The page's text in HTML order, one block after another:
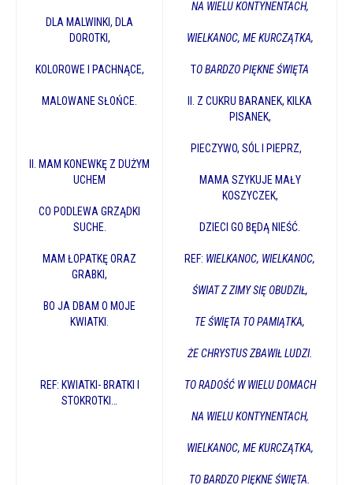
DLA MALWINKI, DLA
DOROTKI,
KOLOROWE I PACHNĄCE,
MALOWANE SŁOŃCE.
II. MAM KONEWKĘ Z DUŻYM
UCHEM
CO PODLEWA GRZĄDKI
SUCHE.
MAM ŁOPATKĘ ORAZ
GRABKI,
BO JA DBAM O MOJE
KWIATKI.
REF: KWIATKI- BRATKI I
STOKROTKI…
NA WIELU KONTYNENTACH,
WIELKANOC, ME KURCZĄTKA,
TO BARDZO PIĘKNE ŚWIĘTA
II. Z CUKRU BARANEK, KILKA
PISANEK,
PIECZYWO, SÓL I PIEPRZ,
MAMA SZYKUJE MAŁY
KOSZYCZEK,
DZIECI GO BĘDĄ NIEŚĆ.
REF: WIELKANOC, WIELKANOC,
ŚWIAT Z ZIMY SIĘ OBUDZIŁ,
TE ŚWIĘTA TO PAMIĄTKA,
ŻE CHRYSTUS ZBAWIŁ LUDZI.
TO RADOŚĆ W WIELU DOMACH
NA WIELU KONTYNENTACH,
WIELKANOC, ME KURCZĄTKA,
TO BARDZO PIĘKNE ŚWIĘTA.